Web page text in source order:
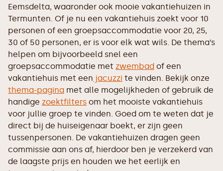
Eemsdelta, waaronder ook mooie vakantiehuizen in
Termunten. Of je nu een vakantiehuis zoekt voor 10
personen of een groepsaccommodatie voor 20, 25,
30 of 50 personen, er is voor elk wat wils. De thema’s
helpen om bijvoorbeeld snel een
groepsaccommodatie met zwembad of een
vakantiehuis met een jacuzzi te vinden. Bekijk onze
thema-pagina met alle mogelijkheden of gebruik de
handige zoektfilters om het mooiste vakantiehuis
voor jullie groep te vinden. Goed om te weten dat je
direct bij de huiseigenaar boekt, er zijn geen
tussenpersonen. De vakantiehuizen dragen geen
commissie aan ons af, hierdoor ben je verzekerd van
de laagste prijs en houden we het eerlijk en